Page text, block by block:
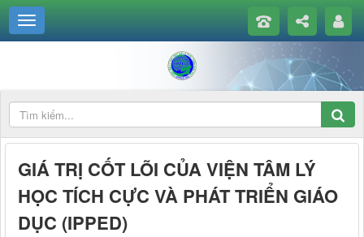
GIÁ TRỊ CỐT LÕI CỦA VIỆN TÂM LÝ
HỌC TÍCH CỰC VÀ PHÁT TRIỂN GIÁO
DỤC (IPPED)